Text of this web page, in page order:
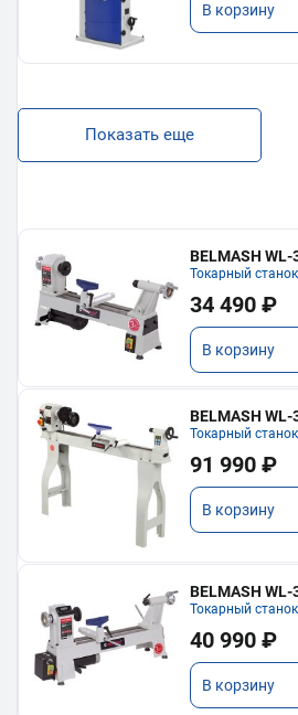
В корзину
Показать еще
BELMASH
Токарный
34 490 ₽
В корзину
BELMASH
Токарный
91 990 ₽
В корзину
BELMASH
Токарный
40 990 ₽
В корзину